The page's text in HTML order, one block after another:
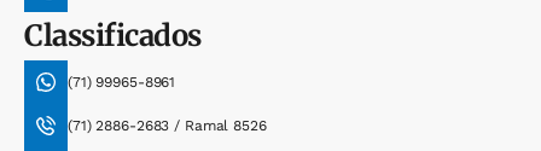
Classificados
(71) 99965-8961
(71) 2886-2683 / Ramal 8526